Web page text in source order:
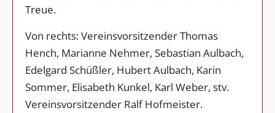
Treue.
Von rechts: Vereinsvorsitzender Thomas
Hench, Marianne Nehmer, Sebastian Aulbach,
Edelgard Schüßler, Hubert Aulbach, Karin
Sommer, Elisabeth Kunkel, Karl Weber, stv.
Vereinsvorsitzender Ralf Hofmeister.